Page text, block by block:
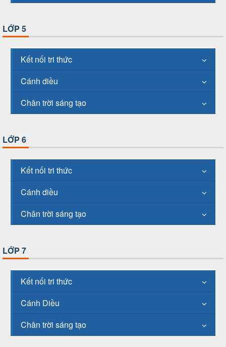
LỚP 5
Kết nối tri thức
Cánh diều
Chân trời sáng tạo
LỚP 6
Kết nối tri thức
Cánh diều
Chân trời sáng tạo
LỚP 7
Kết nối tri thức
Cánh Diều
Chân trời sáng tạo